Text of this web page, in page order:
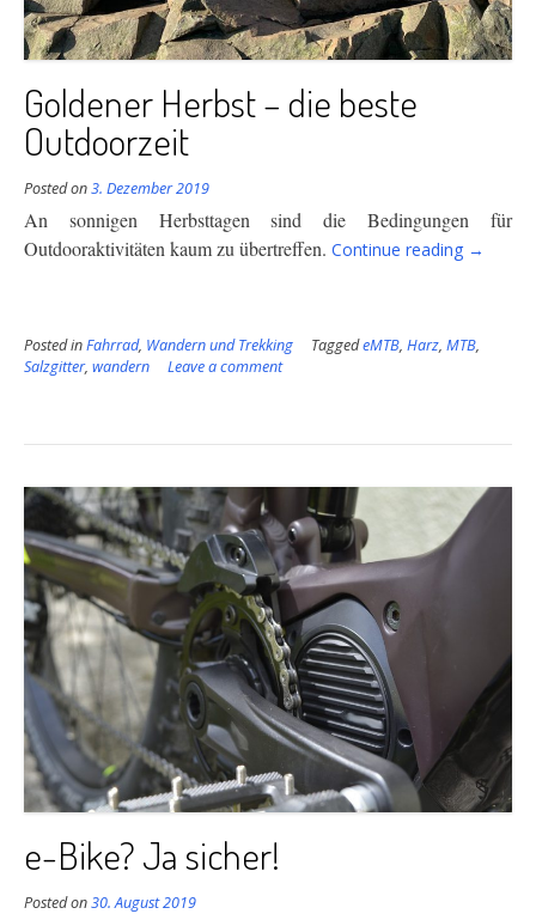
Goldener Herbst – die beste
Outdoorzeit
Posted on3. Dezember 2019
An sonnigen Herbsttagen sind die Bedingungen für
Outdooraktivitäten kaumzu übertreffen. Continue reading
beste
→
Posted inFahrrad, Wandern und Trekking TaggedeMTB, Harz, MTB,
Salzgitter, wandern Leave a comment
e-Bike? Ja sicher!
Posted on30. August 2019